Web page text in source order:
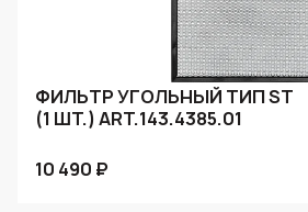
ФИЛЬТР УГОЛЬНЫЙ ТИП ST
(1 ШТ.) ART.143.4385.01
10 490 ₽